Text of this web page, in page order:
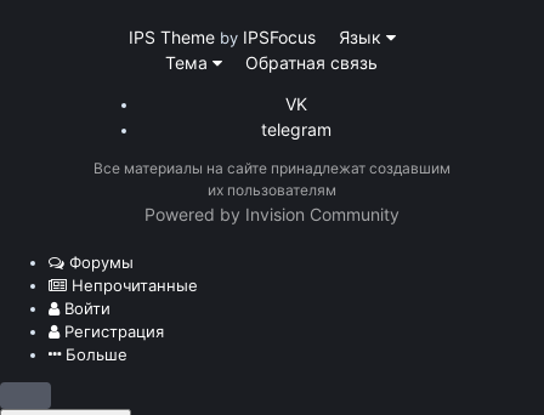
IPS Theme by IPSFocus
Язык
Тема
Обратная связь
VK
telegram
Все материалы на сайте принадлежат создавшим
их пользователям
Powered by Invision Community
Форумы
Непрочитанные
Войти
Регистрация
Больше